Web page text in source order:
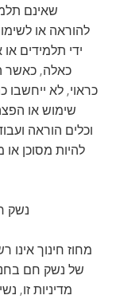
שאינם
להוראה או
ידי תלמידים
כאלה, כאשר
כראוי, לא
שימוש או
וכלים הוראה
להיות מסוכן
נשק
מחוז חינוך
של נשק חם
מדיניות זו,